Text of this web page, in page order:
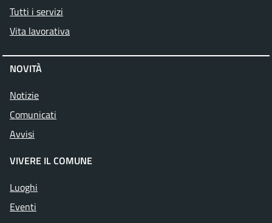
Tutti i servizi
Vita lavorativa
NOVITÀ
Notizie
Comunicati
Avvisi
VIVERE IL COMUNE
Luoghi
Eventi